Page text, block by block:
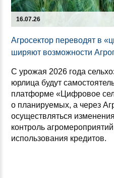
16.07.26
Аг­ро­сек­тор пе­ре­во­дят в
ши­ря­ют воз­мож­нос­ти
С урожая 2026 года
юрлица будут
платформе «Цифровое
о планируемых, а через
осуществляться
контроль
использования кредитов.